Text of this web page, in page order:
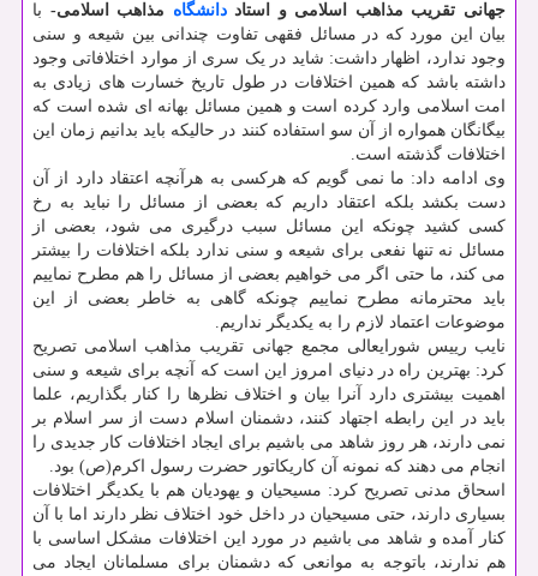
جهانی تقریب مذاهب اسلامی و استاددانشگاه مذاهب اسلامی- با
بیان این مورد که در مسائل فقهی تفاوت چندانی بین شیعه و سنی
وجود ندارد، اظهار داشت: شاید در یک سری از موارد اختلافاتی وجود
داشته باشد که همین اختلافات در طول تاریخ خسارت های زیادی به
امت اسلامی وارد کرده است و همین مسائل بهانه ای شده است که
بیگانگان همواره از آن سو استفاده کنند در حالیکه باید بدانیم زمان این
اختلافات گذشته است.
وی ادامه داد: ما نمی گویم که هرکسی به هرآنچه اعتقاد دارد از آن
دست بکشد بلکه اعتقاد داریم که بعضی از مسائل را نباید به رخ
کسی کشید چونکه این مسائل سبب درگیری می شود، بعضی از
مسائل نه تنها نفعی برای شیعه و سنی ندارد بلکه اختلافات را بیشتر
می کند، ما حتی اگر می خواهیم بعضی از مسائل را هم مطرح نماییم
باید محترمانه مطرح نماییم چونکه گاهی به خاطر بعضی از این
موضوعات اعتماد لازم را به یکدیگر نداریم.
نایب رییس شورایعالی مجمع جهانی تقریب مذاهب اسلامی تصریح
کرد: بهترین راه در دنیای امروز این است که آنچه برای شیعه و سنی
اهمیت بیشتری دارد آنرا بیان و اختلاف نظرها را کنار بگذاریم، علما
باید در این رابطه اجتهاد کنند، دشمنان اسلام دست از سر اسلام بر
نمی دارند، هر روز شاهد می باشیم برای ایجاد اختلافات کار جدیدی را
انجام می دهند که نمونه آن کاریکاتور حضرت رسول اکرم(ص) بود.
اسحاق مدنی تصریح کرد: مسیحیان و یهودیان هم با یکدیگر اختلافات
بسیاری دارند، حتی مسیحیان در داخل خود اختلاف نظر دارند اما با آن
کنار آمده و شاهد می باشیم در مورد این اختلافات مشکل اساسی با
هم ندارند، باتوجه به موانعی که دشمنان برای مسلمانان ایجاد می